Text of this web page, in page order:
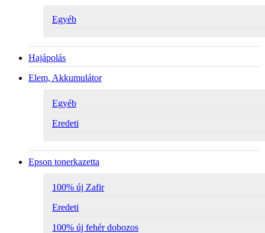
Egyéb
Hajápolás
Elem, Akkumulátor
Egyéb
Eredeti
Epson tonerkazetta
100% új Zafir
Eredeti
100% új fehér dobozos